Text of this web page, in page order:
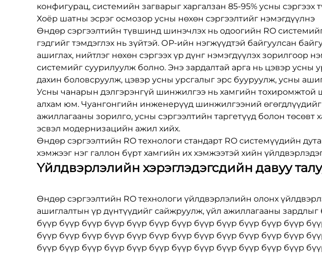
конфигурац, системийн загварыг харгалзан 85-95% усны сэргээх
Хоёр шатны эсрэг осмозор усны нөхөн сэргээлтийг нэмэгдүүлнэ
Өндөр сэргээлтийн түвшинд шинэчлэх нь одоогийн RO
гэдгийг тэмдэглэх нь зүйтэй. ОР-ийн нэгжүүдтэй байгуулсан
ашиглах, нийтлэг нөхөн сэргээх үр дүнг нэмэгдүүлэх зорилгоор
системийг суурилуулж болно. Энэ зардалтай арга нь цэвэр усны
дахин боловсруулж, цэвэр усны урсгалыг эрс бууруулж, усны
Усны чанарын дэлгэрэнгүй шинжилгээ нь хамгийн тохиромжтой
алхам юм. Чуангонгийн инженерүүд шинжилгээний
ажиллагааны зорилго, усны сэргээлтийн таргетүүд болон төсөвт
эсвэл модернизацийн ажил хийх.
Өндөр сэргээлтийн RO технологи стандарт RO системүүдийн
хэмжээг нэг галлон бүрт хамгийн их хэмжээтэй хийн
Үйлдвэрлэлийн хэрэглэдэгсдийн давуу
Өндөр сэргээлтийн RO технологи үйлдвэрлэлийн олонх
ашиглалтын үр дүнтүүдийг сайжруулж, үйл ажиллагааны
бүүр бүүр бүүр бүүр бүүр бүүр бүүр бүүр бүүр бүүр бүүр бүүр
бүүр бүүр бүүр бүүр бүүр бүүр бүүр бүүр бүүр бүүр бүүр бүүр
бүүр бүүр бүүр бүүр бүүр бүүр бүүр бүүр бүүр бүүр бүүр бүүр